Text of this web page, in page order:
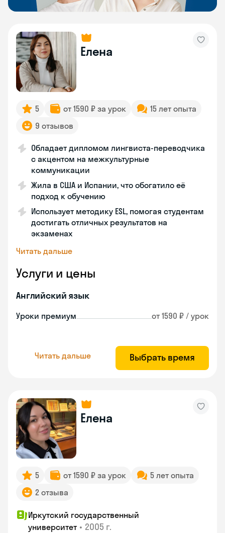
Елена
5 от 1590 ₽ за урок
15 лет опыта
9 отзывов
Обладает дипломом лингвиста-переводчика
с акцентом на межкультурные
коммуникации
Жила в США и Испании, что обогатило её
подход к обучению
Использует методику ESL, помогая студентам
достигать отличных результатов на
экзаменах
Читать дальше
Услуги и цены
Английский язык
Уроки премиум от 1590 ₽ / урок
Читать дальше Выбрать время
Елена
5 от 1590 ₽ за урок
5 лет опыта
2 отзыва
Иркутский государственный
университет • 2005 г.